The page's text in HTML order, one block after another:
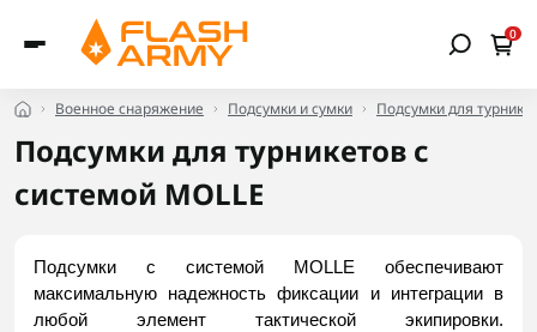
0
Военное снаряжение Подсумки и сумки Подсумки для
Подсумки для турникетов с
системой MOLLE
Подсумки с системой MOLLE обеспечивают
максимальную надежность фиксации и интеграции в
любой элемент тактической экипировки.